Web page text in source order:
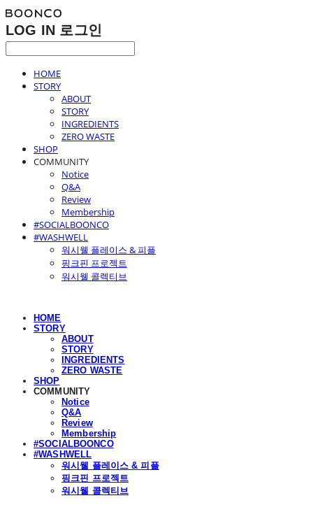
LOG IN 로그인
HOME
STORY
ABOUT
STORY
INGREDIENTS
ZERO WASTE
SHOP
COMMUNITY
Notice
Q&A
Review
Membership
#SOCIALBOONCO
#WASHWELL
워시웰 플레이스 & 피플
핑크핀 프로젝트
워시웰 콜렉티브
HOME
STORY
ABOUT
STORY
INGREDIENTS
ZERO WASTE
SHOP
COMMUNITY
Notice
Q&A
Review
Membership
#SOCIALBOONCO
#WASHWELL
워시웰 플레이스 & 피플
핑크핀 프로젝트
워시웰 콜렉티브